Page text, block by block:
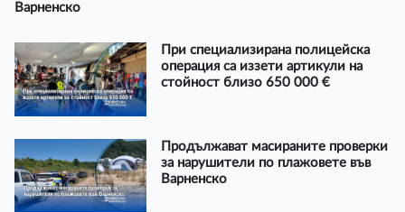
Варненско
При специализирана полицейска
операция са иззети артикули на
стойност близо 650 000 €
Продължават масираните проверки
за нарушители по плажовете във
Варненско